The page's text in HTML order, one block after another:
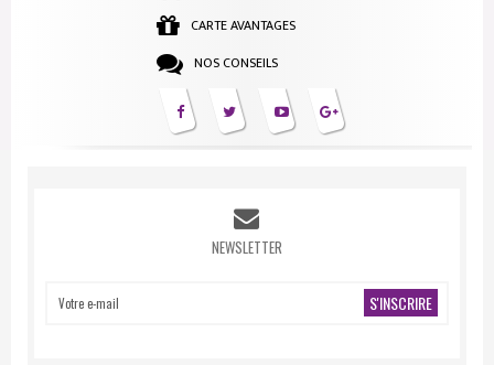
CARTE AVANTAGES
NOS CONSEILS
NEWSLETTER
S'INSCRIRE